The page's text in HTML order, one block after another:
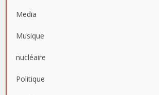
Media
Musique
nucléaire
Politique